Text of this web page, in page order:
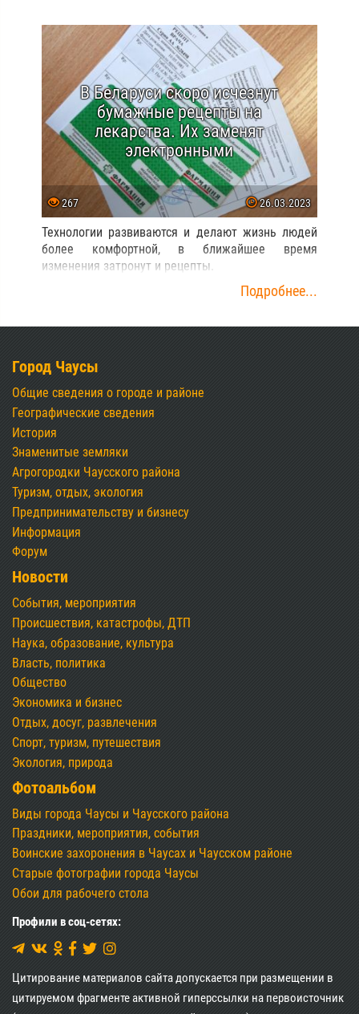
В Беларуси скоро исчезнут
бумажные рецепты на
лекарства. Их заменят
электронными
267 26.03.2023
Технологии развиваются и делают жизнь людей
более комфортной, в ближайшее время
изменения затронут и рецепты.
Подробнее...
Город Чаусы
Общие сведения о городе и районе
Географические сведения
История
Знаменитые земляки
Агрогородки Чаусского района
Туризм, отдых, экология
Предпринимательству и бизнесу
Информация
Форум
Новости
События, мероприятия
Происшествия, катастрофы, ДТП
Наука, образование, культура
Власть, политика
Общество
Экономика и бизнес
Отдых, досуг, развлечения
Спорт, туризм, путешествия
Экология, природа
Фотоальбом
Виды города Чаусы и Чаусского района
Праздники, мероприятия, события
Воинские захоронения в Чаусах и Чаусском районе
Старые фотографии города Чаусы
Обои для рабочего стола
Профили в соц-сетях:
Цитирование материалов сайта допускается при размещении в
цитируемом фрагменте активной гиперссылки на первоисточник